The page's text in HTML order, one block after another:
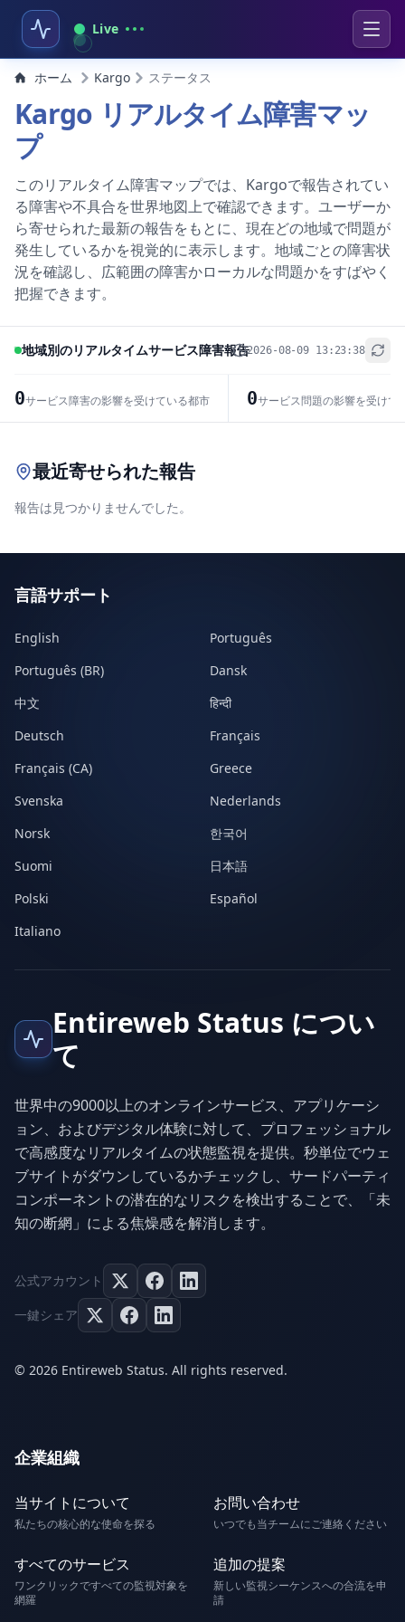
Live
ホーム Kargo ステータス
Kargo リアルタイム障害マッ
プ
このリアルタイム障害マップでは、Kargoで報告されてい
る障害や不具合を世界地図上で確認できます。ユーザーか
ら寄せられた最新の報告をもとに、現在どの地域で問題が
発生しているかを視覚的に表示します。地域ごとの障害状
況を確認し、広範囲の障害かローカルな問題かをすばやく
把握できます。
地域別のリアルタイムサービス障害報告2026-08-09 13:23:38
0サービス障害の影響を受けている都市 0サービス問題の影響を受けて
+
最近寄せられた報告
報告は見つかりませんでした。
言語サポート
English
Português
Português (BR)
Dansk
中文
हिन्दी
Deutsch
Français
Français (CA)
Greece
Svenska
Nederlands
Norsk
한국어
Suomi
日本語
Polski
Español
Italiano
Entireweb Status につい
て
世界中の9000以上のオンラインサービス、アプリケーシ
ョン、およびデジタル体験に対して、プロフェッショナル
で高感度なリアルタイムの状態監視を提供。秒単位でウェ
ブサイトがダウンしているかチェックし、サードパーティ
コンポーネントの潜在的なリスクを検出することで、「未
知の断網」による焦燥感を解消します。
公式アカウント
一鍵シェア
© 2026 Entireweb Status. All rights reserved.
企業組織
当サイトについて
私たちの核心的な使命を探る
お問い合わせ
いつでも当チームにご連絡ください
すべてのサービス
ワンクリックですべての監視対象を
網羅
追加の提案
新しい監視シーケンスへの合流を申
請